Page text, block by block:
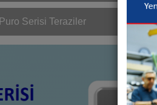
Puro Serisi Teraziler